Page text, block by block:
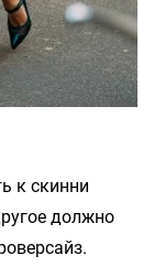
к скинни
должно